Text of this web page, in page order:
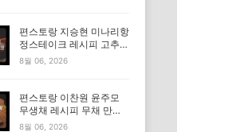
편스토랑 지승현 미나리항
정스테이크 레시피 고추장
마요소스 만드는법
8월 06, 2026
편스토랑 이찬원 윤주모
무생채 레시피 무채 만드
는법
8월 06, 2026